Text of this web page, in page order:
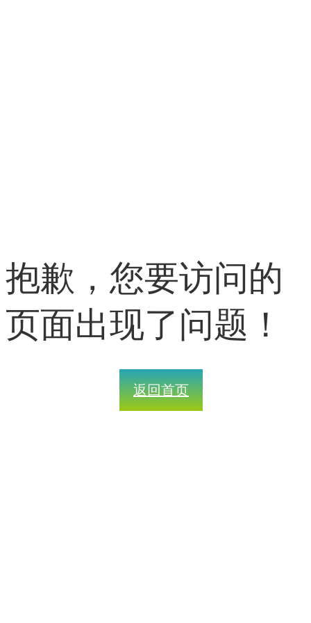
抱歉，您要访问的
页面出现了问题！
返回首页